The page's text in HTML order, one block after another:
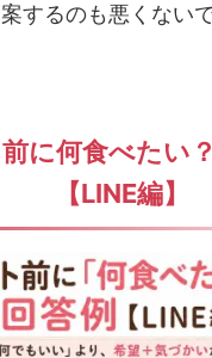
するのも悪くないで
に何食べたい
【LINE編】